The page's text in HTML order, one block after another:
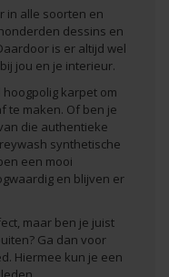
in alle soorten en
dessins en
is er altijd wel
jou en je interieur.
karpet om
te maken. Of ben je
die authentieke
synthetische
een mooi
en blijven er
maar ben je juist
Ga dan voor
Hiermee kun je een